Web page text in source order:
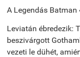
A Legendás
Leviatán ébredezik:
beszivárgott
vezeti le dühét,